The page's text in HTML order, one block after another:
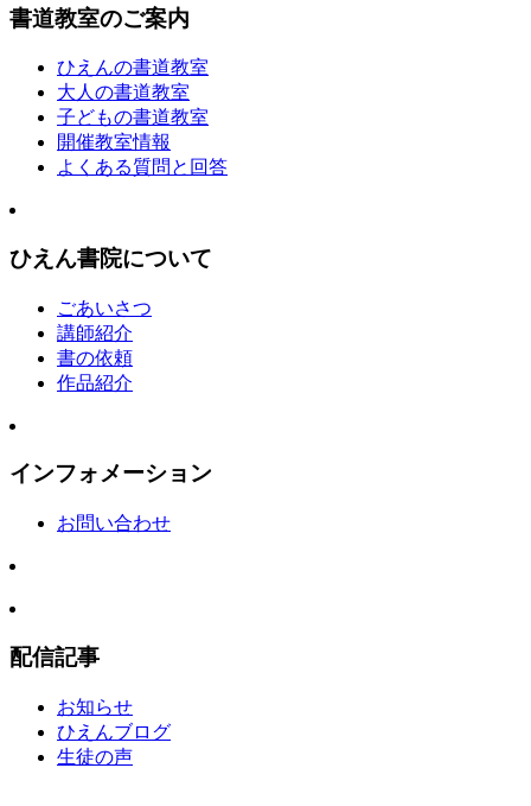
書道教室のご案内
ひえんの書道教室
大人の書道教室
子どもの書道教室
開催教室情報
よくある質問と回答
ひえん書院について
ごあいさつ
講師紹介
書の依頼
作品紹介
インフォメーション
お問い合わせ
配信記事
お知らせ
ひえんブログ
生徒の声